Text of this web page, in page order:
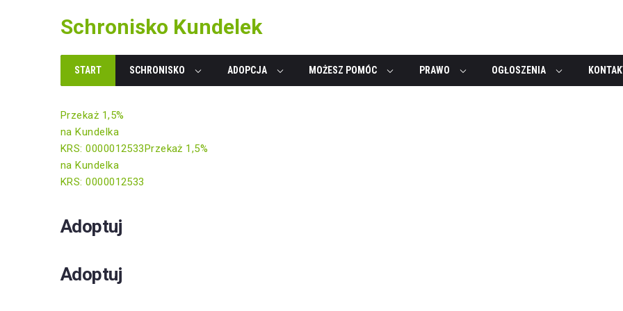
Schronisko Kundelek
START SCHRONISKO ADOPCJA MOŻESZ POMÓC PRAWO OGŁOSZENIA
Przekaż 1,5%
na Kundelka
KRS: 0000012533Przekaż 1,5%
na Kundelka
KRS: 0000012533
Adoptuj
Adoptuj